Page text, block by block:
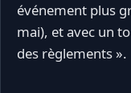
événement plus
mai), et avec un
des règlements ».